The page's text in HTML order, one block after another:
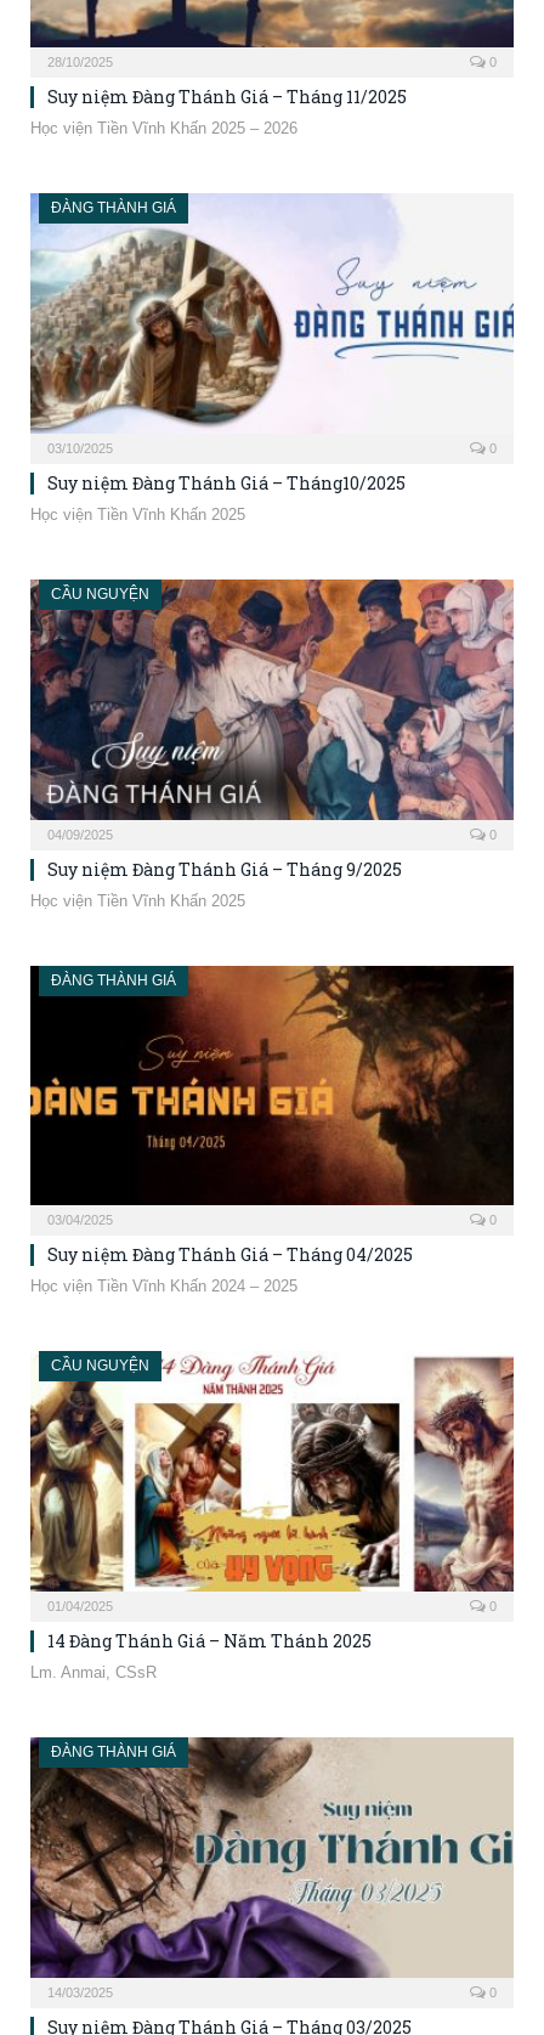
28/10/2025 0
Suy niệm Đàng Thánh Giá – Tháng 11/2025
Học viện Tiền Vĩnh Khấn 2025 – 2026
ĐÀNG THÀNH GIÁ
03/10/2025 0
Suy niệm Đàng Thánh Giá – Tháng10/2025
Học viện Tiền Vĩnh Khấn 2025
CẦU NGUYỆN
04/09/2025 0
Suy niệm Đàng Thánh Giá – Tháng 9/2025
Học viện Tiền Vĩnh Khấn 2025
ĐÀNG THÀNH GIÁ
03/04/2025 0
Suy niệm Đàng Thánh Giá – Tháng 04/2025
Học viện Tiền Vĩnh Khấn 2024 – 2025
CẦU NGUYỆN
01/04/2025 0
14 Đàng Thánh Giá – Năm Thánh 2025
Lm. Anmai, CSsR
ĐÀNG THÀNH GIÁ
14/03/2025 0
Suy niệm Đàng Thánh Giá – Tháng 03/2025